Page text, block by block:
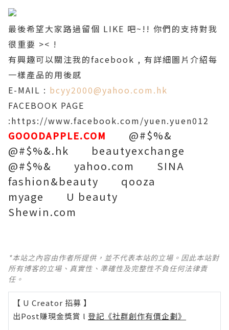
最後希望大家路過留個 LIKE 吧~!! 你們的支持對我
很重要 >< !
有興趣可以關注我的facebook , 有詳細圖片介紹每
一樣產品的用後感
E-MAIL : bcyy2000@yahoo.com.hk
FACEBOOK PAGE
:https://www.facebook.com/yuen.yuen012
GOOODAPPLE.COM
@#$%&
@#$%&.hk beautyexchange
@#$%& yahoo.com SINA
fashion&beauty qooza
myage U beauty
Shewin.com
*本站之內容由作者所提供，並不代表本站的立場。因此本站對
所有博客的立場、真實性、準確性及完整性不負任何法律責
任。
【 U Creator 招募 】
出Post賺現金獎賞 l 登記《社群創作有價企劃》